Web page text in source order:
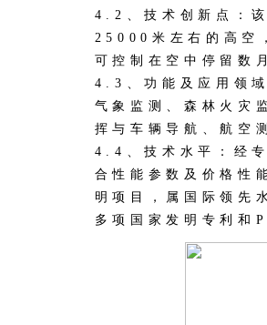
4.2、技术创新点：
25000米左右的高空
可控制在空中停留数
4.3、功能及应用领
气象监测、森林火灾
挥与车辆导航、航空
4.4、技术水平：经
合性能参数及价格性
明项目，属国际领先
多项国家发明专利和